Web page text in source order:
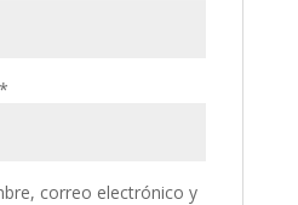
*
correo electrónico y